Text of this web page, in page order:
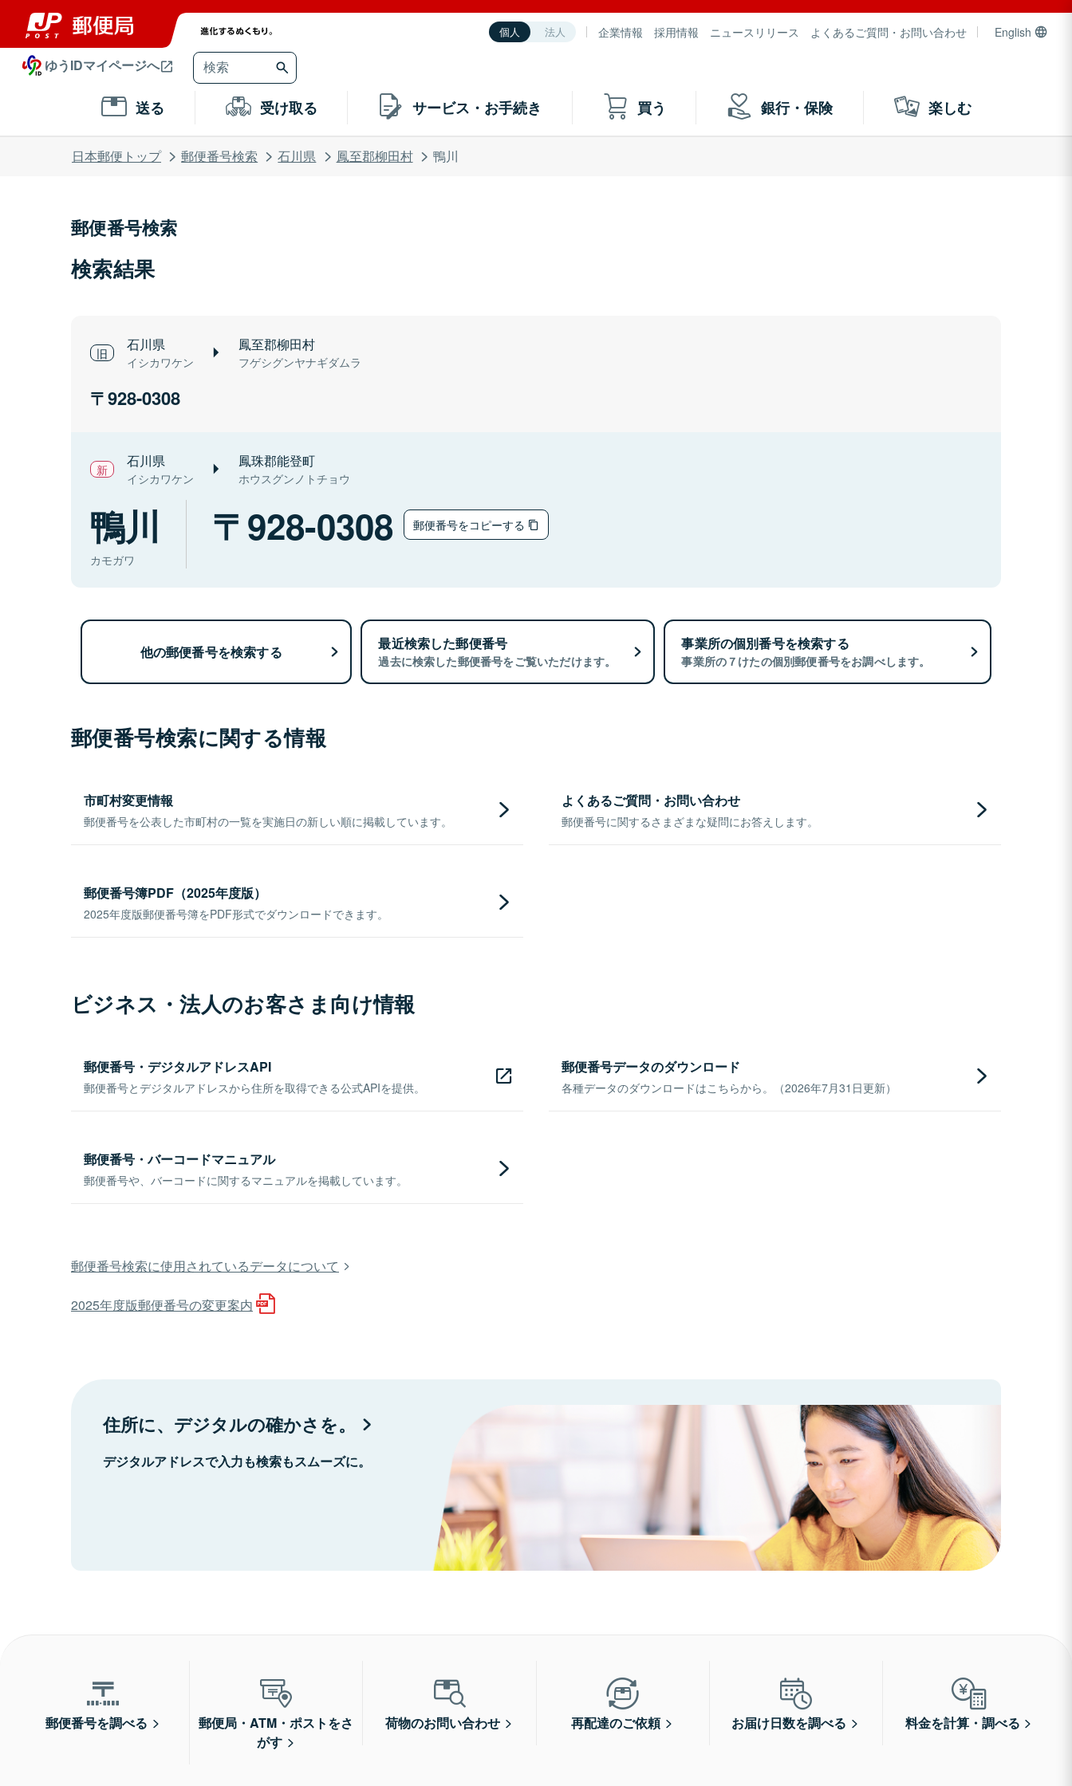
個人 法人 企業情報 採用情報 ニュースリリース よくあるご質問・お問い合わせ English
ゆうIDマイページへ
送る 受け取る サービス・お手続き 買う 銀行・保険 楽しむ
日本郵便トップ 郵便番号検索 石川県 鳳至郡柳田村 鴨川
郵便番号検索
検索結果
石川県
イシカワケン
鳳至郡柳田村
フゲシグンヤナギダムラ
928-0308
石川県
イシカワケン
鳳珠郡能登町
ホウスグンノトチョウ
鴨川
カモガワ
928-0308 郵便番号をコピーする
他の郵便番号を検索する 最近検索した郵便番号
過去に検索した郵便番号をご覧いただけます。
事業所の個別番号を検索する
事業所の７けたの個別郵便番号をお調べします。
郵便番号検索に関する情報
市町村変更情報
郵便番号を公表した市町村の一覧を実施日の新しい順に掲載しています。
よくあるご質問・お問い合わせ
郵便番号に関するさまざまな疑問にお答えします。
郵便番号簿PDF（2025年度版）
2025年度版郵便番号簿をPDF形式でダウンロードできます。
ビジネス・法人のお客さま向け情報
郵便番号・デジタルアドレスAPI
郵便番号とデジタルアドレスから住所を取得できる公式APIを提供。
郵便番号データのダウンロード
各種データのダウンロードはこちらから。（2026年7月31日更新）
郵便番号・バーコードマニュアル
郵便番号や、バーコードに関するマニュアルを掲載しています。
郵便番号検索に使用されているデータについて
2025年度版郵便番号の変更案内
住所に、デジタルの確かさを。
デジタルアドレスで入力も検索もスムーズに。
郵便番号を調べる
郵便局・ATM・ポストをさ
がす
荷物のお問い合わせ 再配達のご依頼 お届け日数を調べる 料金を計算・調べる